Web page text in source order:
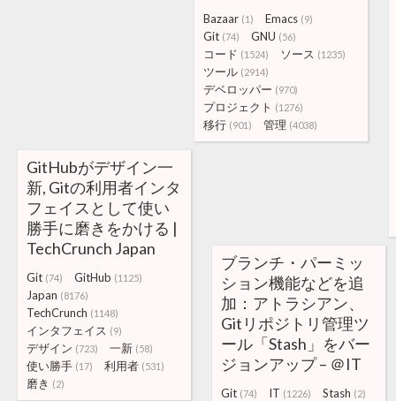
Bazaar (1) Emacs (9)
Git (74) GNU (56)
コード (1524) ソース (1235)
ツール (2914)
デベロッパー (970)
プロジェクト (1276)
移行 (901) 管理 (4038)
GitHubがデザイン一
新, Gitの利用者インタ
フェイスとして使い
勝手に磨きをかける |
TechCrunch Japan
Git (74) GitHub (1125)
Japan (8176)
TechCrunch (1148)
インタフェイス (9)
デザイン (723) 一新 (58)
使い勝手 (17) 利用者 (531)
磨き (2)
ブランチ・パーミッ
ション機能などを追
加：アトラシアン、
Gitリポジトリ管理ツ
ール「Stash」をバー
ジョンアップ – ＠IT
Git (74) IT (1226) Stash (2)